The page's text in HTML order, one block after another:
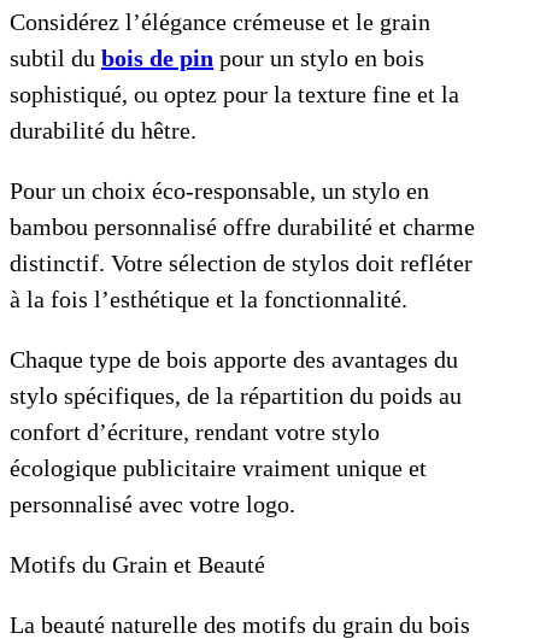
Considérez l’élégance crémeuse et le grain
subtil du bois de pin pour un stylo en bois
sophistiqué, ou optez pour la texture fine et la
durabilité du hêtre.
Pour un choix éco-responsable, un stylo en
bambou personnalisé offre durabilité et charme
distinctif. Votre sélection de stylos doit refléter
à la fois l’esthétique et la fonctionnalité.
Chaque type de bois apporte des avantages du
stylo spécifiques, de la répartition du poids au
confort d’écriture, rendant votre stylo
écologique publicitaire vraiment unique et
personnalisé avec votre logo.
Motifs du Grain et Beauté
La beauté naturelle des motifs du grain du bois